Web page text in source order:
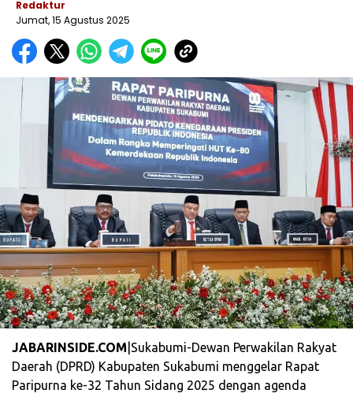
Redaktur
Jumat, 15 Agustus 2025
JABARINSIDE.COM |Sukabumi-Dewan Perwakilan Rakyat
Daerah (DPRD) Kabupaten Sukabumi menggelar Rapat
Paripurna ke-32 Tahun Sidang 2025 dengan agenda